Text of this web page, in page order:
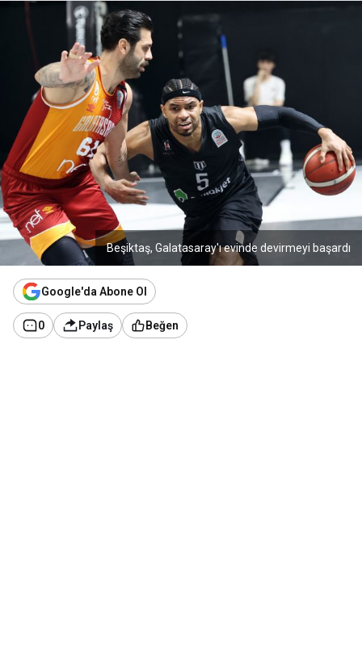
Beşiktaş, Galatasaray'ı evinde devirmeyi başardı
Google'da Abone Ol
0 Paylaş Beğen